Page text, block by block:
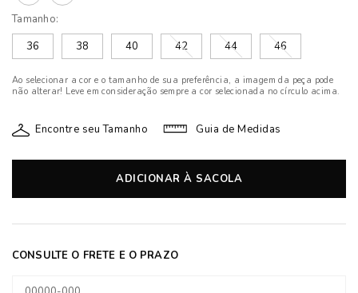
Tamanho:
36
38 40 42 44 46
Ao selecionar a cor e o tamanho de sua preferência, a imagem da peça pode
não alterar! Leve em consideração sempre a cor selecionada no círculo acima.
Encontre seu Tamanho Guia de Medidas
ADICIONAR À SACOLA